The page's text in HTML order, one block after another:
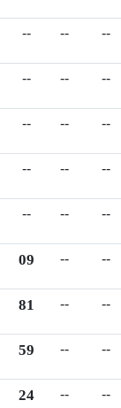
-- -- --
-- -- --
-- -- --
-- -- --
-- -- --
09 -- --
81 -- --
59 -- --
24 -- --